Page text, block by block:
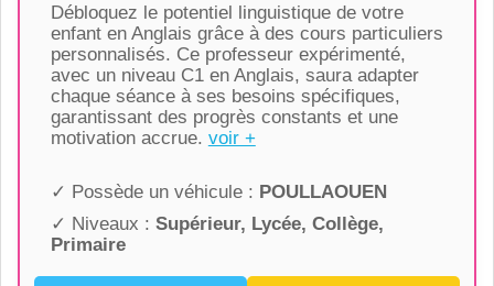
Débloquez le potentiel linguistique de votre
enfant en Anglais grâce à des cours particuliers
personnalisés. Ce professeur expérimenté,
avec un niveau C1 en Anglais, saura adapter
chaque séance à ses besoins spécifiques,
garantissant des progrès constants et une
motivation accrue. voir +
✓ Possède un véhicule : POULLAOUEN
✓ Niveaux : Supérieur, Lycée, Collège,
Primaire